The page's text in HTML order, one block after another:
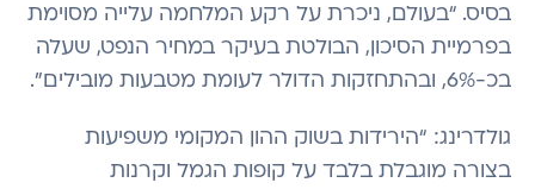
בסיס. “בעולם, ניכרת על רקע המלחמה עלייה מסוימת
בפרמיית הסיכון, הבולטת בעיקר במחיר הנפט, שעלה
בכ-6%, ובהתחזקות הדולר לעומת מטבעות מובילים”.
גולדרינג: “הירידות בשוק ההון המקומי משפיעות
בצורה מוגבלת בלבד על קופות הגמל וקרנות